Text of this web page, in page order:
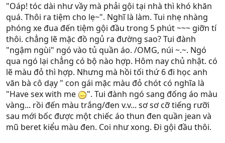
"Oáp! tóc dài như vầy mà phải gội tại nhà thì khó khăn
quá. Thôi ra tiệm cho lẹ~". Nghĩ là làm. Tui nhẹ nhàng
phóng xe đua đến tiệm gội đầu trong 5 phút ~~~ giỡn tí
thôi. chẳng lẽ mặc đồ ngủ ra đường sao? Tui đành
"ngậm ngùi" ngó vào tủ quần áo. /OMG, núi ~.~. Ngó
qua ngó lại chẳng có bộ nào hợp. Hôm nay chủ nhật. có
lẽ màu đỏ thì hợp. Nhưng mà hồi tối thứ 6 đi học anh
văn bà cô dạy " con gái mặc màu đỏ chót có nghĩa là
"Have sex with me
". Tui đành ngó sang đống áo màu
vàng... rồi đến màu trắng/đen v.v... sơ sơ cỡ tiếng rưỡi
sau mới bốc được một chiếc áo thun đen quần jean và
mũ beret kiểu màu đen. Coi như xong. Đi gội đầu thôi.